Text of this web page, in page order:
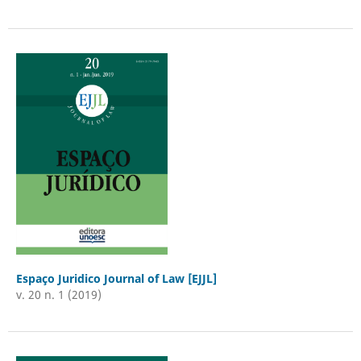
Espaço Juridico Journal of Law [EJJL]
v. 20 n. 1 (2019)